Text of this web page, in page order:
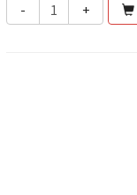
- +